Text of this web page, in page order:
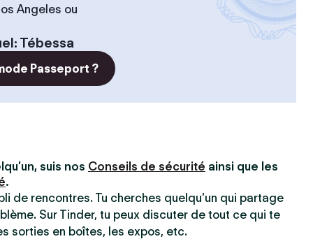
Angeles ou
: Tébessa
Passeport ?
suis nos Conseils de sécurité ainsi que les
.
de rencontres. Tu cherches quelqu’un qui partage
Sur Tinder, tu peux discuter de tout ce qui te
sorties en boîtes, les expos, etc.